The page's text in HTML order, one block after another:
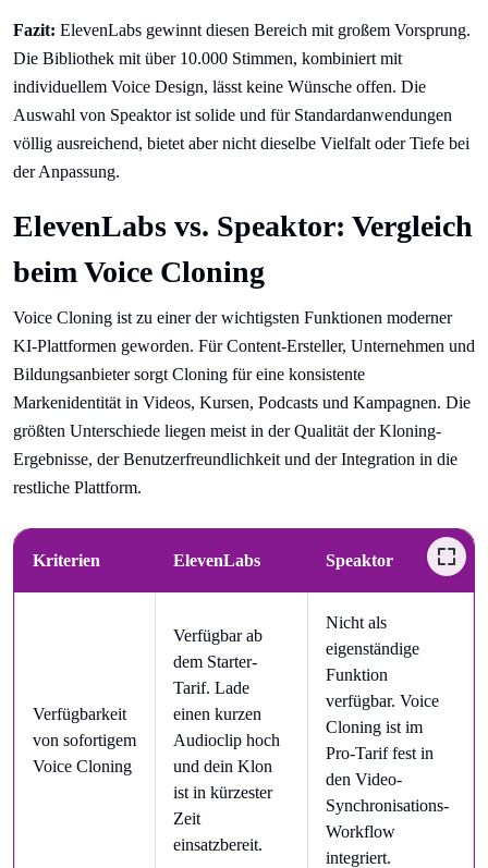
Fazit: ElevenLabs gewinnt diesen Bereich mit großem Vorsprung.
Die Bibliothek mit über 10.000 Stimmen, kombiniert mit
individuellem Voice Design, lässt keine Wünsche offen. Die
Auswahl von Speaktor ist solide und für Standardanwendungen
völlig ausreichend, bietet aber nicht dieselbe Vielfalt oder Tiefe bei
der Anpassung.
ElevenLabs vs. Speaktor: Vergleich
beim Voice Cloning
Voice Cloning ist zu einer der wichtigsten Funktionen moderner
KI-Plattformen geworden. Für Content-Ersteller, Unternehmen und
Bildungsanbieter sorgt Cloning für eine konsistente
Markenidentität in Videos, Kursen, Podcasts und Kampagnen. Die
größten Unterschiede liegen meist in der Qualität der Kloning-
Ergebnisse, der Benutzerfreundlichkeit und der Integration in die
restliche Plattform.
Kriterien ElevenLabs Speaktor
Verfügbarkeit
von sofortigem
Voice Cloning
Verfügbar ab
dem Starter-
Tarif. Lade
einen kurzen
Audioclip hoch
und dein Klon
ist in kürzester
Zeit
einsatzbereit.
Nicht als
eigenständige
Funktion
verfügbar. Voice
Cloning ist im
Pro-Tarif fest in
den Video-
Synchronisations-
Workflow
integriert.